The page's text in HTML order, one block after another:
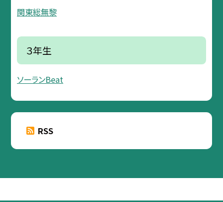
関東総無黎
３年生
ソーランBeat
RSS